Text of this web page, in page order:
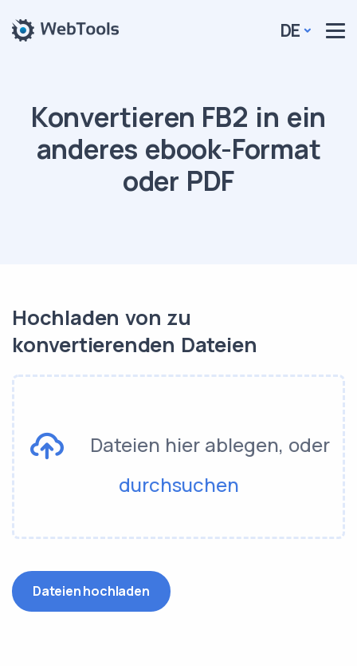
DE
Konvertieren FB2 in ein
anderes ebook-Format
oder PDF
Hochladen von zu
konvertierenden Dateien
Dateien hier ablegen, oder
durchsuchen